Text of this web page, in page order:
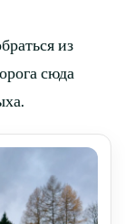
из
сюда